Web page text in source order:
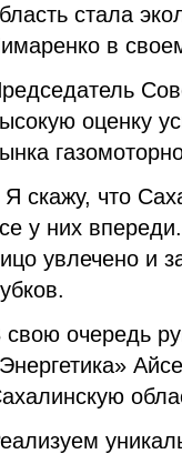
стала
в
оценку
Я скажу, что
у них
увлечено и
свою очередь